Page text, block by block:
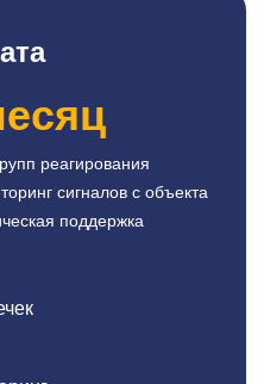
реагирования
сигналов с объекта
поддержка